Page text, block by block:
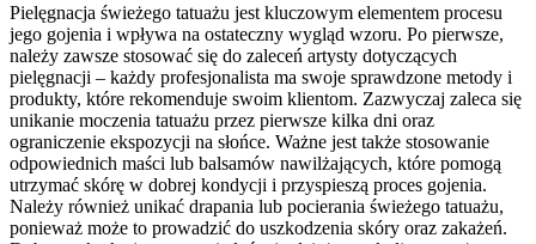
Pielęgnacja świeżego tatuażu jest kluczowym elementem procesu
jego gojenia i wpływa na ostateczny wygląd wzoru. Po pierwsze,
należy zawsze stosować się do zaleceń artysty dotyczących
pielęgnacji – każdy profesjonalista ma swoje sprawdzone metody i
produkty, które rekomenduje swoim klientom. Zazwyczaj zaleca się
unikanie moczenia tatuażu przez pierwsze kilka dni oraz
ograniczenie ekspozycji na słońce. Ważne jest także stosowanie
odpowiednich maści lub balsamów nawilżających, które pomogą
utrzymać skórę w dobrej kondycji i przyspieszą proces gojenia.
Należy również unikać drapania lub pocierania świeżego tatuażu,
ponieważ może to prowadzić do uszkodzenia skóry oraz zakażeń.